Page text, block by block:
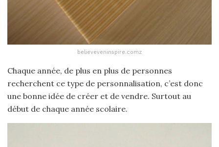
believeveninspire.comz
Chaque année, de plus en plus de personnes
recherchent ce type de personnalisation, c’est donc
une bonne idée de créer et de vendre. Surtout au
début de chaque année scolaire.